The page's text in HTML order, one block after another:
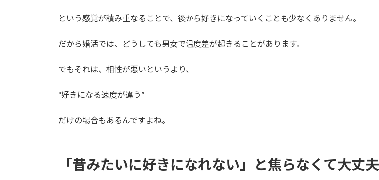
という感覚が積み重なることで、後から好きになっていくことも少なくありません。
だから婚活では、どうしても男女で温度差が起きることがあります。
でもそれは、相性が悪いというより、
“好きになる速度が違う”
だけの場合もあるんですよね。
「昔みたいに好きになれない」と焦らなくて大丈夫